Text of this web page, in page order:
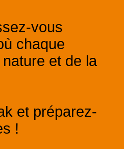
vous
chaque
et de la
et préparez-
!